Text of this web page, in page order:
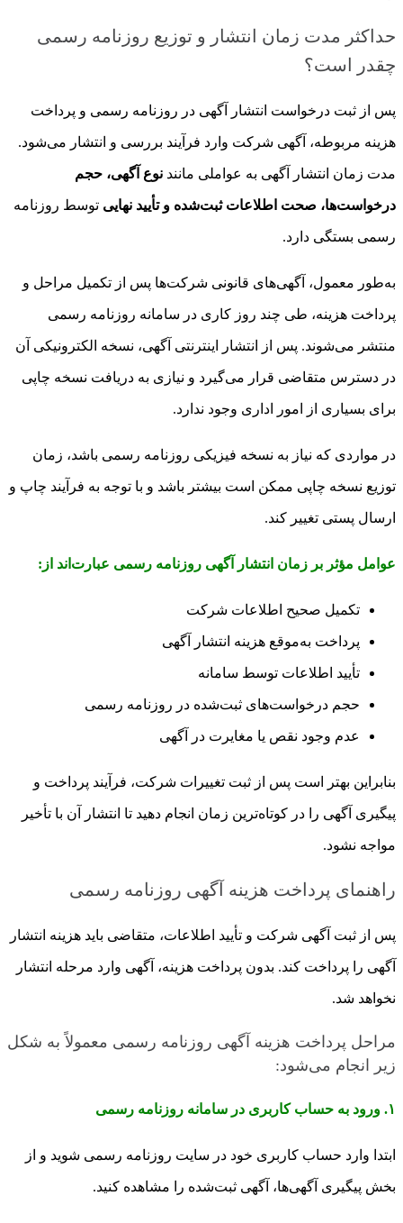
حداکثر مدت زمان انتشار و توزیع روزنامه رسمی
چقدر است؟
پس از ثبت درخواست انتشار آگهی در روزنامه رسمی و پرداخت
هزینه مربوطه، آگهی شرکت وارد فرآیند بررسی و انتشار می‌شود.
مدت زمان انتشار آگهی به عواملی مانند نوع آگهی، حجم
درخواست‌ها، صحت اطلاعات ثبت‌شده و تأیید نهایی توسط روزنامه
رسمی بستگی دارد.
به‌طور معمول، آگهی‌های قانونی شرکت‌ها پس از تکمیل مراحل و
پرداخت هزینه، طی چند روز کاری در سامانه روزنامه رسمی
منتشر می‌شوند. پس از انتشار اینترنتی آگهی، نسخه الکترونیکی آن
در دسترس متقاضی قرار می‌گیرد و نیازی به دریافت نسخه چاپی
برای بسیاری از امور اداری وجود ندارد.
در مواردی که نیاز به نسخه فیزیکی روزنامه رسمی باشد، زمان
توزیع نسخه چاپی ممکن است بیشتر باشد و با توجه به فرآیند چاپ و
ارسال پستی تغییر کند.
عوامل مؤثر بر زمان انتشار آگهی روزنامه رسمی عبارت‌اند از:
تکمیل صحیح اطلاعات شرکت
پرداخت به‌موقع هزینه انتشار آگهی
تأیید اطلاعات توسط سامانه
حجم درخواست‌های ثبت‌شده در روزنامه رسمی
عدم وجود نقص یا مغایرت در آگهی
بنابراین بهتر است پس از ثبت تغییرات شرکت، فرآیند پرداخت و
پیگیری آگهی را در کوتاه‌ترین زمان انجام دهید تا انتشار آن با تأخیر
مواجه نشود.
راهنمای پرداخت هزینه آگهی روزنامه رسمی
پس از ثبت آگهی شرکت و تأیید اطلاعات، متقاضی باید هزینه انتشار
آگهی را پرداخت کند. بدون پرداخت هزینه، آگهی وارد مرحله انتشار
نخواهد شد.
مراحل پرداخت هزینه آگهی روزنامه رسمی معمولاً به شکل
زیر انجام می‌شود:
۱. ورود به حساب کاربری در سامانه روزنامه رسمی
ابتدا وارد حساب کاربری خود در سایت روزنامه رسمی شوید و از
بخش پیگیری آگهی‌ها، آگهی ثبت‌شده را مشاهده کنید.